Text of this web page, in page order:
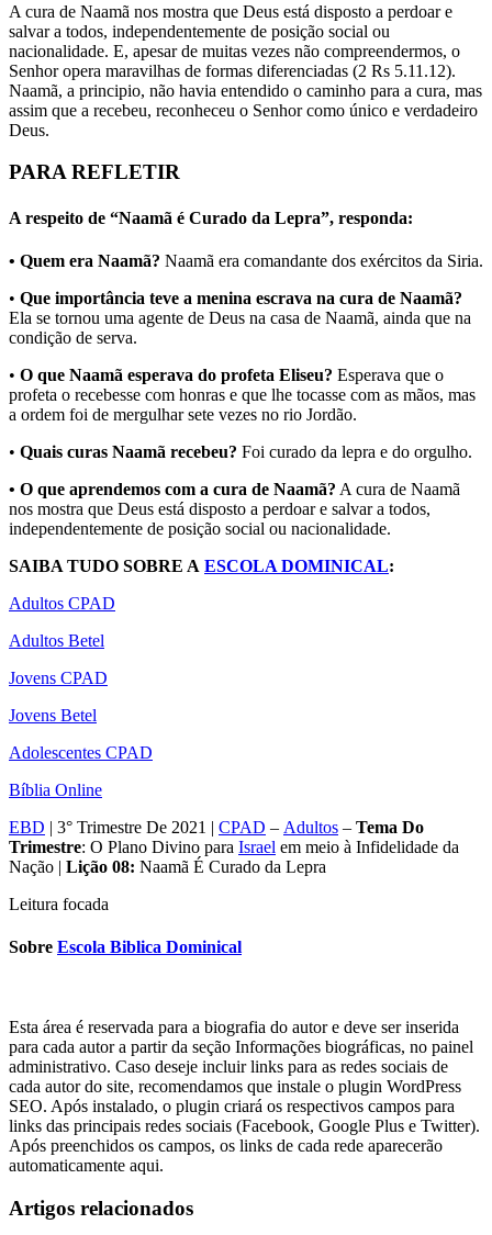
A cura de Naamã nos mostra que Deus está disposto a perdoar e
salvar a todos, independentemente de posição social ou
nacionalidade. E, apesar de muitas vezes não compreendermos, o
Senhor opera maravilhas de formas diferenciadas (2 Rs 5.11.12).
Naamã, a principio, não havia entendido o caminho para a cura, mas
assim que a recebeu, reconheceu o Senhor como único e verdadeiro
Deus.
PARA REFLETIR
A respeito de “Naamã é Curado da Lepra”, responda:
• Quem era Naamã? Naamã era comandante dos exércitos da Siria.
• Que importância teve a menina escrava na cura de Naamã?
Ela se tornou uma agente de Deus na casa de Naamã, ainda que na
condição de serva.
• O que Naamã esperava do profeta Eliseu? Esperava que o
profeta o recebesse com honras e que lhe tocasse com as mãos, mas
a ordem foi de mergulhar sete vezes no rio Jordão.
• Quais curas Naamã recebeu? Foi curado da lepra e do orgulho.
• O que aprendemos com a cura de Naamã? A cura de Naamã
nos mostra que Deus está disposto a perdoar e salvar a todos,
independentemente de posição social ou nacionalidade.
SAIBA TUDO SOBRE A ESCOLA DOMINICAL:
Adultos CPAD
Adultos Betel
Jovens CPAD
Jovens Betel
Adolescentes CPAD
Bíblia Online
EBD | 3° Trimestre De 2021 | CPAD – Adultos – Tema Do
Trimestre: O Plano Divino para Israel em meio à Infidelidade da
Nação | Lição 08: Naamã É Curado da Lepra
Leitura focada
Sobre Escola Biblica Dominical
Esta área é reservada para a biografia do autor e deve ser inserida
para cada autor a partir da seção Informações biográficas, no painel
administrativo. Caso deseje incluir links para as redes sociais de
cada autor do site, recomendamos que instale o plugin WordPress
SEO. Após instalado, o plugin criará os respectivos campos para
links das principais redes sociais (Facebook, Google Plus e Twitter).
Após preenchidos os campos, os links de cada rede aparecerão
automaticamente aqui.
Artigos relacionados